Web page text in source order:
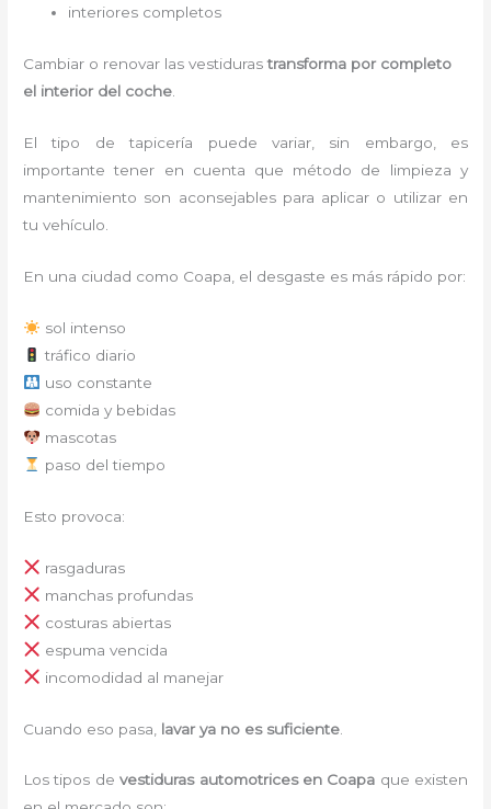
interiores completos
Cambiar o renovar las vestidurastransforma por completo
el interior del coche.
El tipo de tapicería puede variar, sin embargo, es
importante tener en cuenta que método de limpieza y
mantenimiento son aconsejables para aplicar o utilizar en
tu vehículo.
En una ciudad como Coapa, el desgaste es más rápido por:
sol intenso
tráfico diario
uso constante
comida y bebidas
mascotas
paso del tiempo
Esto provoca:
rasgaduras
manchas profundas
costuras abiertas
espuma vencida
incomodidad al manejar
Cuando eso pasa, lavar ya no es suficiente
Los tipos devestiduras automotrices en Coapa que existen